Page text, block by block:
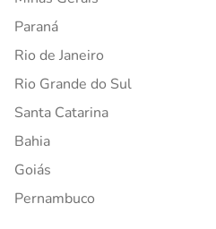
Paraná
Rio de Janeiro
Rio Grande do Sul
Santa Catarina
Bahia
Goiás
Pernambuco